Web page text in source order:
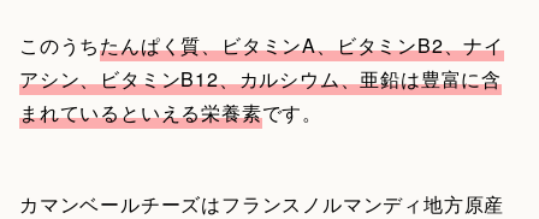
このうちたんぱく質、ビタミンA、ビタミンB2、ナイ
アシン、ビタミンB12、カルシウム、亜鉛は豊富に含
まれているといえる栄養素です。
カマンベールチーズはフランスノルマンディ地方原産